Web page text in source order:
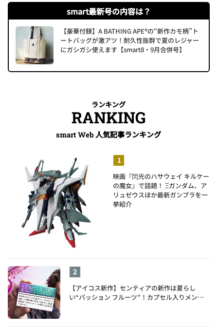
smart最新号の内容は？
【豪華付録】A BATHING APE®の“新作カモ柄”ト
ートバッグが激アツ！耐久性抜群で夏のレジャー
にガシガシ使えます【smart8・9月合併号】
ランキング
RANKING
smart Web 人気記事ランキング
映画『閃光のハサウェイ キルケー
の魔女』で話題！ Ξガンダム、ア
リュゼウスほか最新ガンプラを一
挙紹介
【アイコス新作】センティアの新作は夏らし
い“パッション フルーツ”！カプセル入りメンソ